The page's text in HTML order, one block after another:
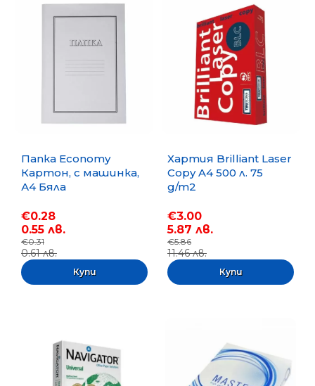
Папка Economy
Картон, с машинка,
А4 Бяла
€0.28
0.55 лв.
€0.31
0.61 лв.
Хартия Brilliant Laser
Copy A4 500 л. 75
g/m2
€3.00
5.87 лв.
€5.86
11.46 лв.